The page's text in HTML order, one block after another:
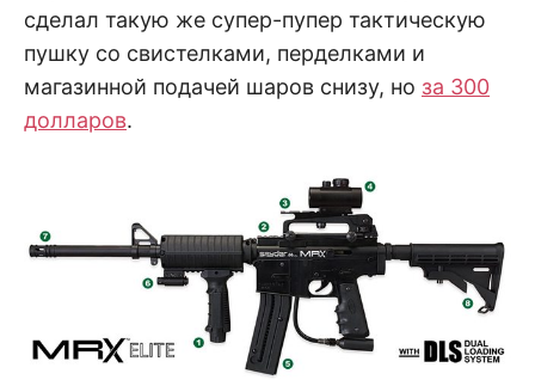
сделал такую же супер-пупер тактическую
пушку со свистелками, перделками и
магазинной подачей шаров снизу, но за 300
долларов.